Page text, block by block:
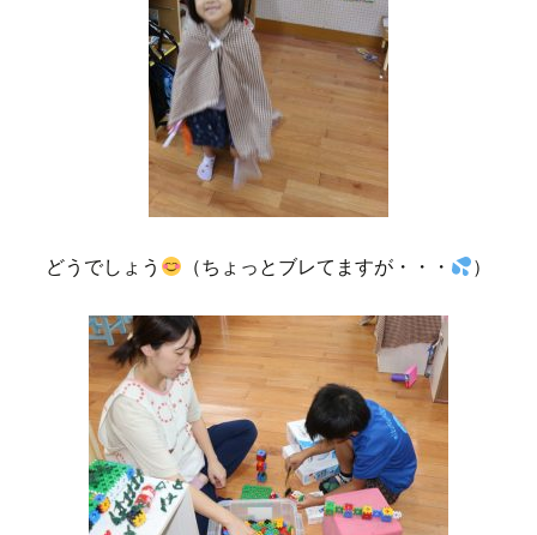
どうでしょう （ちょっとブレてますが・・・ ）